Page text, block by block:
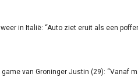
in Italië: “Auto ziet eruit als een
van Groninger Justin (29): “Vanaf